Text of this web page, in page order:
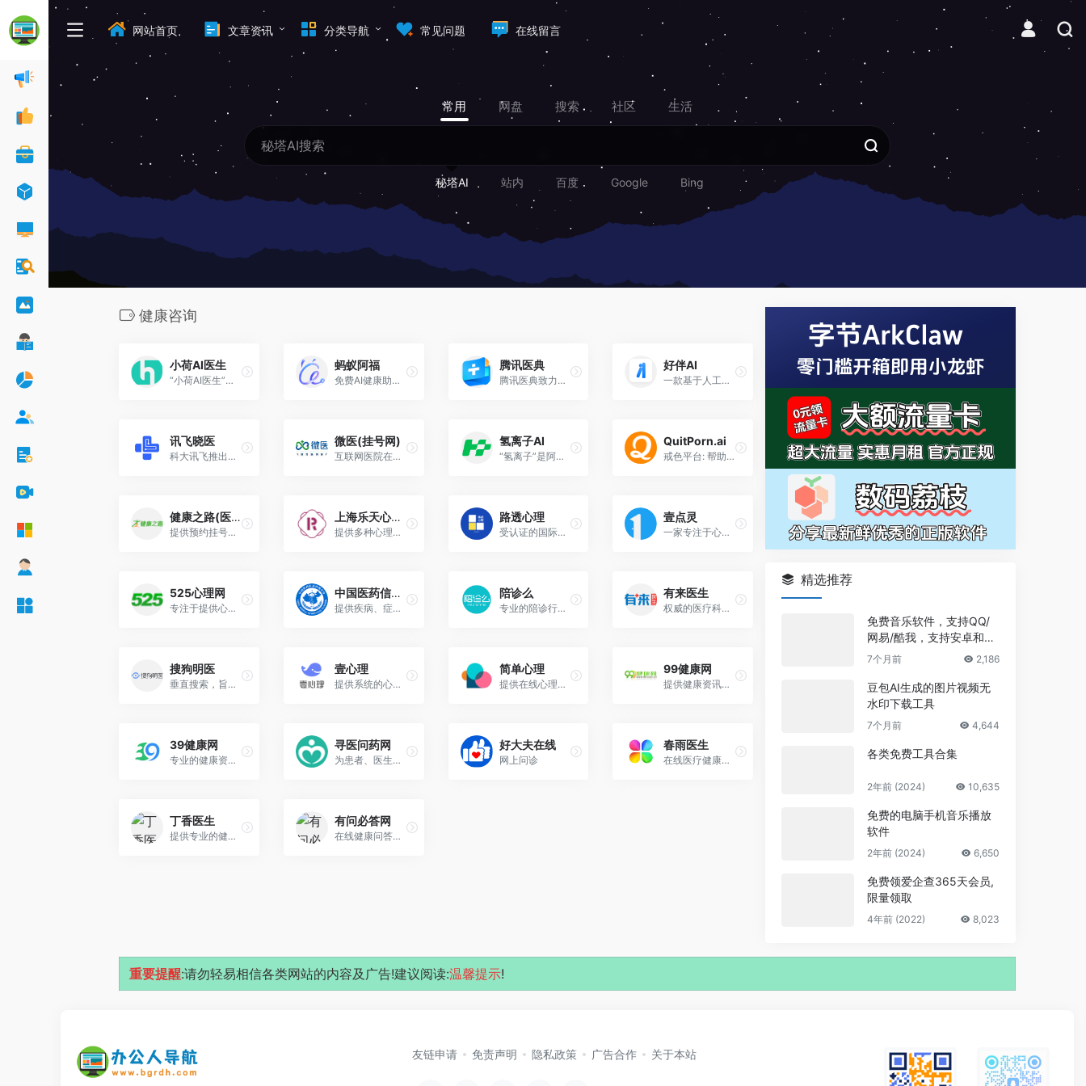
网站首页 文章资讯 分类导航 常见问题 在线留言
常用 网盘 搜索 社区 生活
秘塔AI 站内 百度 Google Bing
健康咨询
小荷AI医生
“小荷AI医生”是字节跳动旗下子品牌“小荷健康”推出的一款基于AI大模型的免费智能医疗助手，旨在为用户提供全链路的健康管理与咨询服务。
蚂蚁阿福
免费AI健康助手，蚂蚁阿福是一个集AI问答、健康档案管理、医疗预约及智能硬件数据同步于一体的综合健康管理平台，旨在为用户提供全天候、全方位的数字化健康服务。
腾讯医典
腾讯医典致力于向广大网友提供科学可信的医学知识，并提供易于理解的科普解读，为亿级用户提供科学、实用、全面的医疗健康资讯服务，致力于消除信息不对称，提升公众的健康素养。
好伴AI
一款基于人工智能的全科医学智能助手应用，它结合了西医与中医的优势，旨在通过“可信赖的AI”技术，让高精度的医疗服务变得更精准、个性化且普惠。
讯飞晓医
科大讯飞推出的一款AI健康助手应用
微医(挂号网)
互联网医院在线诊疗平台
氢离子AI
“氢离子”是阿里健康推出的AI医学应用，为临床及科研领域的医生群体提供深度、精准的医学信息与决策支持服务。
QuitPorn.ai
戒色平台: 帮助你戒除手淫习惯、克服色情成瘾、停止打飞机的行为
健康之路(医护网)
提供预约挂号、在线问诊、健康咨询、体检预约、就医陪诊、慢病管理等服务
上海乐天心理咨询中心
提供多种心理咨询服务，包括面对面咨询、远程视频咨询、音频咨询等
路透心理
受认证的国际心理咨询机构。致力研发心理技术、实验、行为分析和临床文献。数据评测分析，路透心理拥有卓越的专业团队和多国认证的资质，成功治愈数百万患者。
壹点灵
一家专注于心理健康服务的平台
525心理网
专注于提供心理健康服务的在线平台
中国医药信息查询平台
提供疾病、症状、医院、医生、药品等多方面的查询服务
陪诊么
专业的陪诊行业交流赋能平台，汇集各个城市的优秀的陪诊师资源，找陪诊师就来陪诊么
有来医生
权威的医疗科普知识平台
搜狗明医
垂直搜索，旨在把权威、真实有效的医疗信息提供给用户
壹心理
提供系统的心理健康服务,心理学课程,心理咨询,心理测评,心理FM以及心理科普文章
简单心理
提供在线心理咨询、心理咨询热线
99健康网
提供健康资讯的综合性健康网
39健康网
专业的健康资讯门户网站
寻医问药网
为患者、医生搭建精准医疗信息查询，一对一在线咨询，预约挂号等服务平台
好大夫在线
网上问诊
春雨医生
在线医疗健康咨询服务
丁香医生
提供专业的健康生活方式建议和解决方案
有问必答网
在线健康问答咨询平台,免费提问5分钟内为您解答
精选推荐
免费音乐软件，支持QQ/
网易/酷我，支持安卓和Wi
ndows平台
7个月前 2,186
豆包AI生成的图片视频无
水印下载工具
7个月前 4,644
各类免费工具合集
2年前 (2024) 10,635
免费的电脑手机音乐播放
软件
2年前 (2024) 6,650
免费领爱企查365天会员,
限量领取
4年前 (2022) 8,023
重要提醒:请勿轻易相信各类网站的内容及广告!建议阅读:温馨提示!
友链申请 免责声明 隐私政策 广告合作 关于本站